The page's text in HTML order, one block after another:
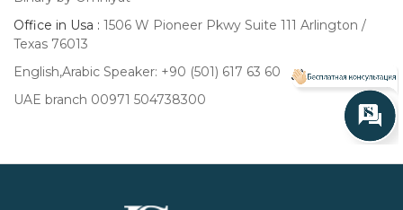
Office in Usa : 1506 W Pioneer Pkwy Suite 111 Arlington /
Texas 76013
English,Arabic Speaker: +90 (501) 617 63 60
UAE branch 00971 504738300